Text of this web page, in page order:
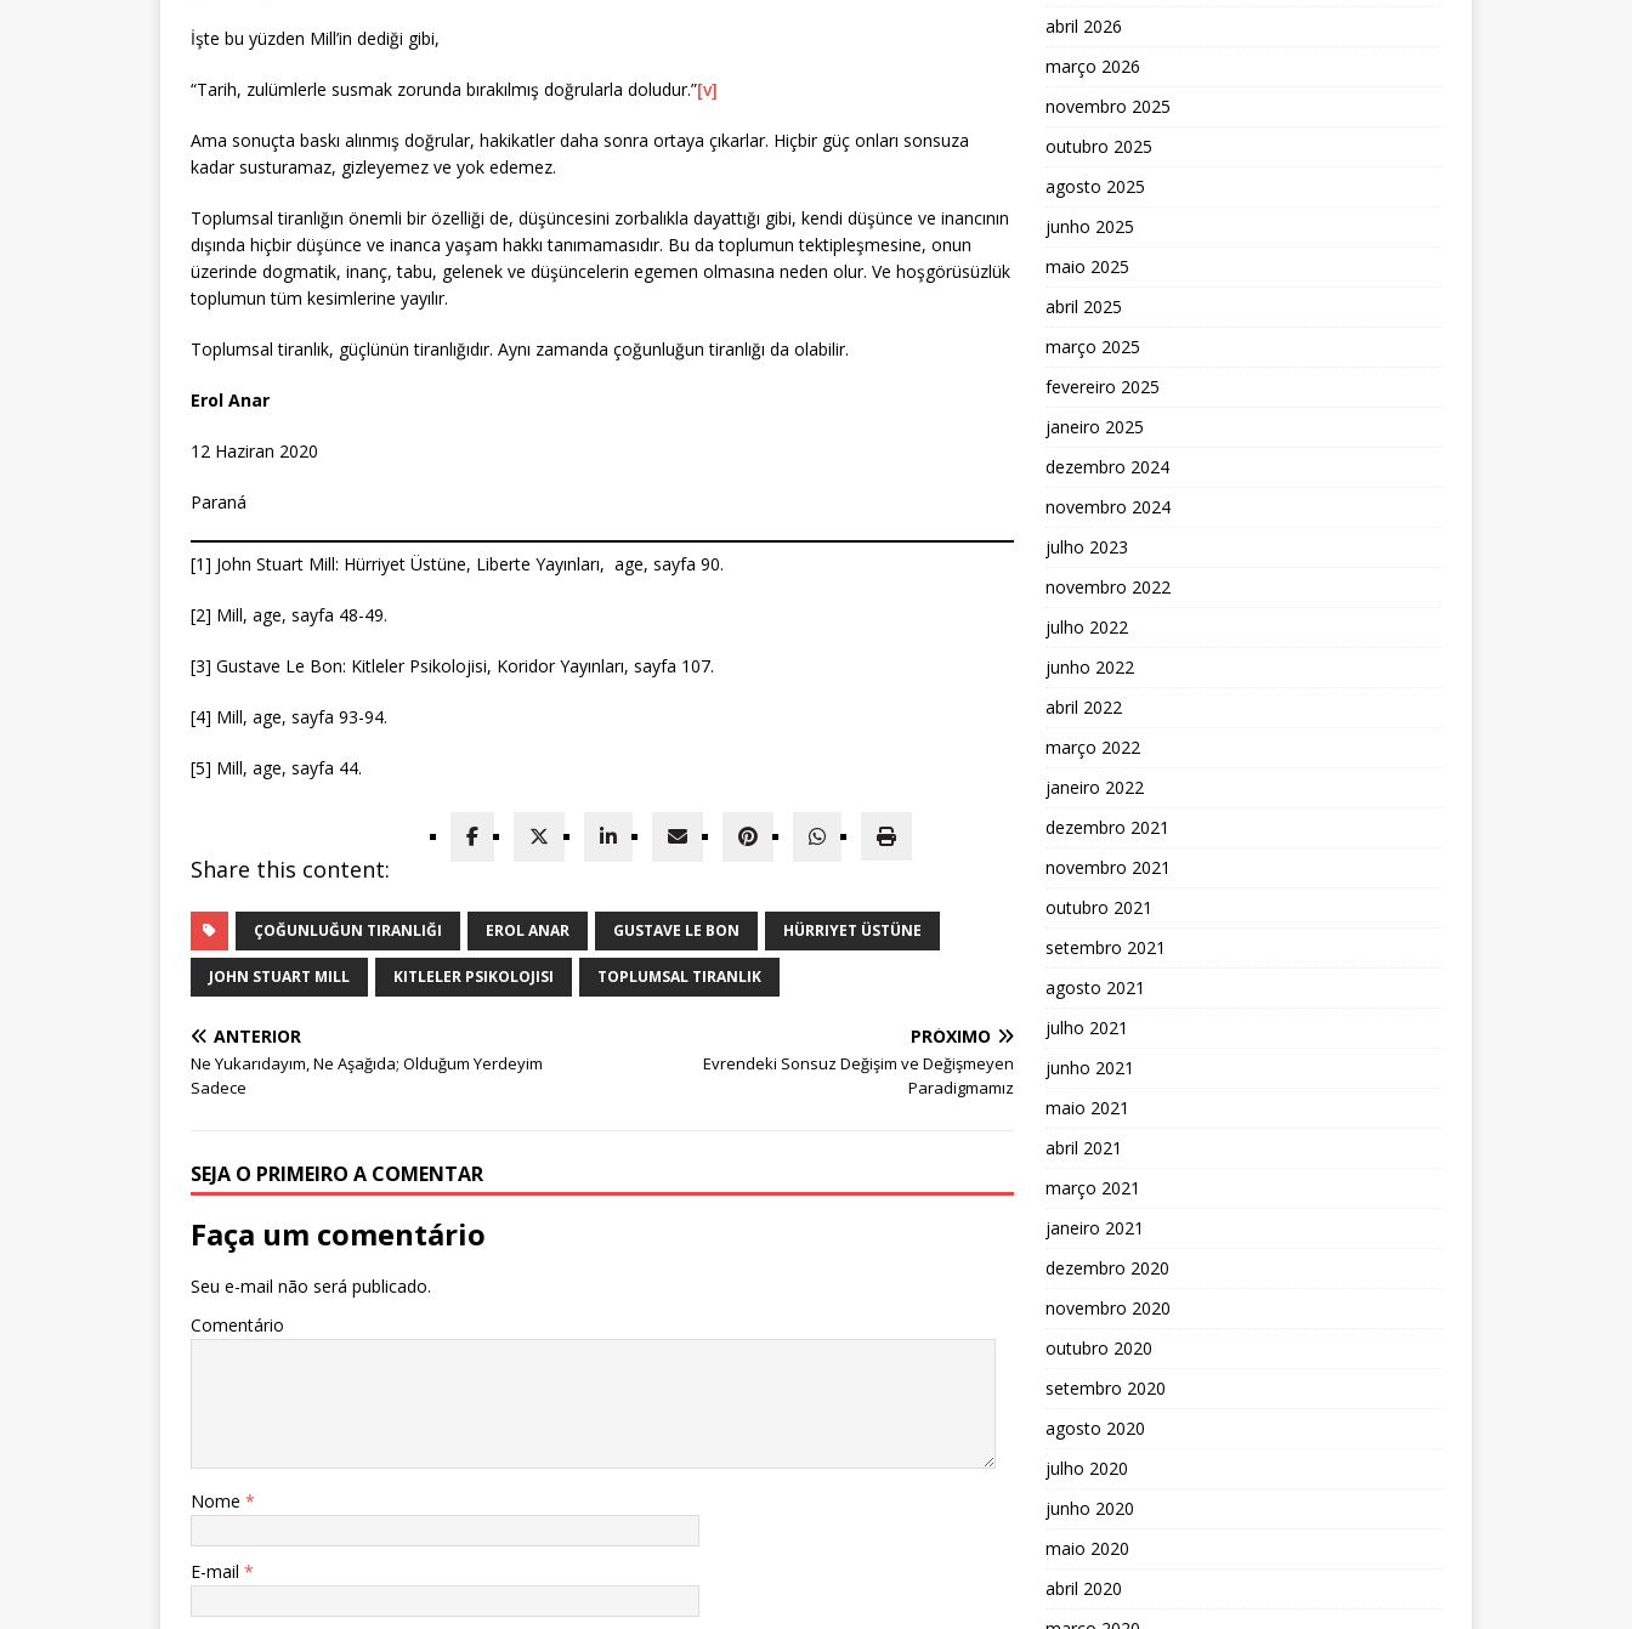
İşte bu yüzden Mill’in dediği gibi,
“Tarih, zulümlerle susmak zorunda bırakılmış doğrularla doludur.”[v]
Ama sonuçta baskı alınmış doğrular, hakikatler daha sonra ortaya çıkarlar. Hiçbir güç onları sonsuza
kadar susturamaz, gizleyemez ve yok edemez.
Toplumsal tiranlığın önemli bir özelliği de, düşüncesini zorbalıkla dayattığı gibi, kendi düşünce ve inancının
dışında hiçbir düşünce ve inanca yaşam hakkı tanımamasıdır. Bu da toplumun tektipleşmesine, onun
üzerinde dogmatik, inanç, tabu, gelenek ve düşüncelerin egemen olmasına neden olur. Ve hoşgörüsüzlük
toplumun tüm kesimlerine yayılır.
Toplumsal tiranlık, güçlünün tiranlığıdır. Aynı zamanda çoğunluğun tiranlığı da olabilir.
Erol Anar
12 Haziran 2020
Paraná
[1] John Stuart Mill: Hürriyet Üstüne, Liberte Yayınları, age, sayfa 90.
[2] Mill, age, sayfa 48-49.
[3] Gustave Le Bon: Kitleler Psikolojisi, Koridor Yayınları, sayfa 107.
[4] Mill, age, sayfa 93-94.
[5] Mill, age, sayfa 44.
Share this content:
ÇOĞUNLUĞUN TIRANLIĞI EROL ANAR GUSTAVE LE BON HÜRRIYET ÜSTÜNE
JOHN STUART MILL KITLELER PSIKOLOJISI TOPLUMSAL TIRANLIK
ANTERIOR
Ne Yukarıdayım, Ne Aşağıda; Olduğum Yerdeyim
Sadece
PRÓXIMO
Evrendeki Sonsuz Değişim ve Değişmeyen
Paradigmamız
SEJA O PRIMEIRO A COMENTAR
Faça um comentário
Seu e-mail não será publicado.
Comentário
Nome *
E-mail *
abril 2026
março 2026
novembro 2025
outubro 2025
agosto 2025
junho 2025
maio 2025
abril 2025
março 2025
fevereiro 2025
janeiro 2025
dezembro 2024
novembro 2024
julho 2023
novembro 2022
julho 2022
junho 2022
abril 2022
março 2022
janeiro 2022
dezembro 2021
novembro 2021
outubro 2021
setembro 2021
agosto 2021
julho 2021
junho 2021
maio 2021
abril 2021
março 2021
janeiro 2021
dezembro 2020
novembro 2020
outubro 2020
setembro 2020
agosto 2020
julho 2020
junho 2020
maio 2020
abril 2020